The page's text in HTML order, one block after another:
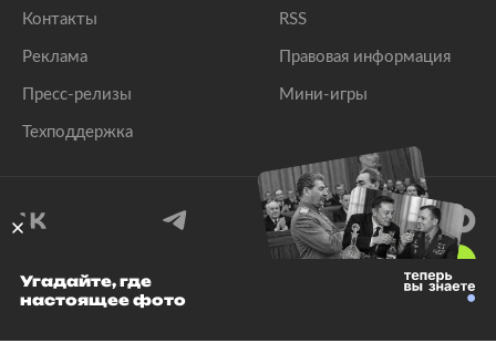
Контакты
Реклама
Пресс-релизы
Техподдержка
RSS
Правовая информация
Мини-игры
© 1999–2026 Все права защищены.
Угадайте, где
настоящее фото